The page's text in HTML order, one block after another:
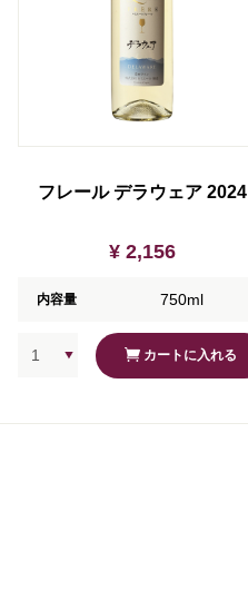
フレール デラウェア 2024
¥ 2,156
内容量 750ml
カートに入れる